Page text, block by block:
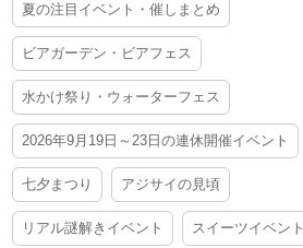
夏の注目イベント・催しまとめ
ビアガーデン・ビアフェス
水かけ祭り・ウォーターフェス
2026年9月19日～23日の連休開催イベント
七夕まつり アジサイの見頃
リアル謎解きイベント スイーツイベント